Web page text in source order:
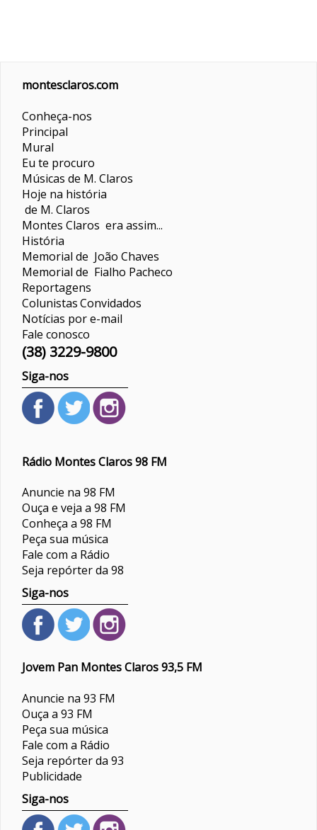
montesclaros.com
Conheça-nos
Principal
Mural
Eu te procuro
Músicas de M. Claros
Hoje na história
de M. Claros
Montes Claros era assim...
História
Memorial de João Chaves
Memorial de Fialho Pacheco
Reportagens
ColunistasConvidados
Notícias por e-mail
Fale conosco
(38) 3229-9800
Siga-nos
Rádio Montes Claros 98 FM
Anuncie na 98 FM
Ouça e veja a 98 FM
Conheça a 98 FM
Peça sua música
Fale com a Rádio
Seja repórter da 98
Siga-nos
Jovem Pan Montes Claros 93,5 FM
Anuncie na 93 FM
Ouça a 93 FM
Peça sua música
Fale com a Rádio
Seja repórter da 93
Publicidade
Siga-nos